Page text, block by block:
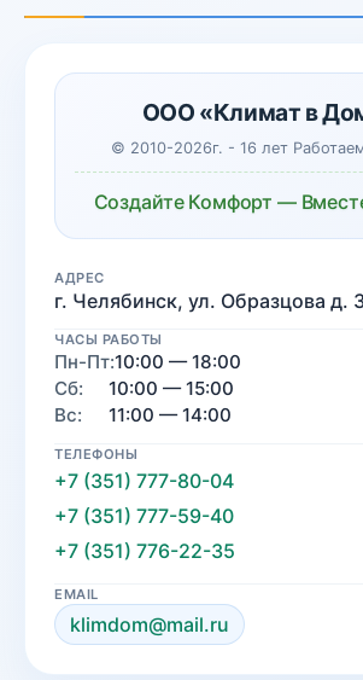
ООО «Климат в
© 2010-2026г. - 16 лет
Создайте Комфорт —
АДРЕС
г. Челябинск, ул. Образцова д.
ЧАСЫ РАБОТЫ
Пн-Пт:10:00 — 18:00
Сб:
10:00 — 15:00
Вс:
11:00 — 14:00
ТЕЛЕФОНЫ
+7 (351) 777-80-04
+7 (351) 777-59-40
+7 (351) 776-22-35
EMAIL
klimdom@mail.ru